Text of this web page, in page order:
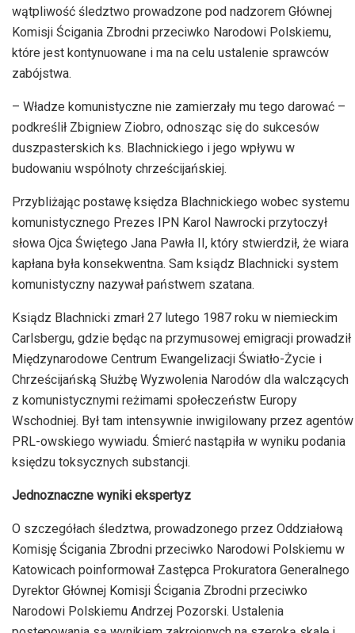
wątpliwość śledztwo prowadzone pod nadzorem Głównej
Komisji Ścigania Zbrodni przeciwko Narodowi Polskiemu,
które jest kontynuowane i ma na celu ustalenie sprawców
zabójstwa.
– Władze komunistyczne nie zamierzały mu tego darować –
podkreślił Zbigniew Ziobro, odnosząc się do sukcesów
duszpasterskich ks. Blachnickiego i jego wpływu w
budowaniu wspólnoty chrześcijańskiej.
Przybliżając postawę księdza Blachnickiego wobec systemu
komunistycznego Prezes IPN Karol Nawrocki przytoczył
słowa Ojca Świętego Jana Pawła II, który stwierdził, że wiara
kapłana była konsekwentna. Sam ksiądz Blachnicki system
komunistyczny nazywał państwem szatana.
Ksiądz Blachnicki zmarł 27 lutego 1987 roku w niemieckim
Carlsbergu, gdzie będąc na przymusowej emigracji prowadził
Międzynarodowe Centrum Ewangelizacji Światło-Życie i
Chrześcijańską Służbę Wyzwolenia Narodów dla walczących
z komunistycznymi reżimami społeczeństw Europy
Wschodniej. Był tam intensywnie inwigilowany przez agentów
PRL-owskiego wywiadu. Śmierć nastąpiła w wyniku podania
księdzu toksycznych substancji.
Jednoznaczne wyniki ekspertyz
O szczegółach śledztwa, prowadzonego przez Oddziałową
Komisję Ścigania Zbrodni przeciwko Narodowi Polskiemu w
Katowicach poinformował Zastępca Prokuratora Generalnego
Dyrektor Głównej Komisji Ścigania Zbrodni przeciwko
Narodowi Polskiemu Andrzej Pozorski. Ustalenia